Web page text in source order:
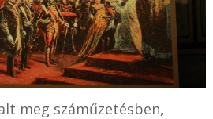
meg száműzetésben,